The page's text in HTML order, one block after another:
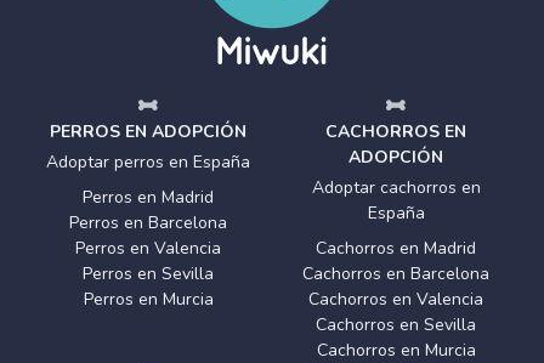
PERROS EN ADOPCIÓN
Adoptar perros en España
Perros en Madrid
Perros en Barcelona
Perros en Valencia
Perros en Sevilla
Perros en Murcia
CACHORROS EN
ADOPCIÓN
Adoptar cachorros en
España
Cachorros en Madrid
Cachorros en Barcelona
Cachorros en Valencia
Cachorros en Sevilla
Cachorros en Murcia